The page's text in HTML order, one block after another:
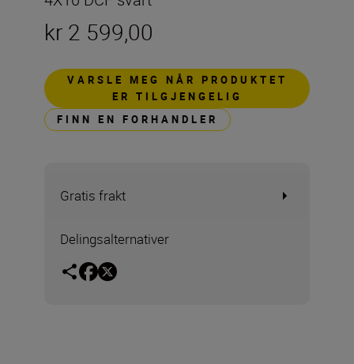
kr 2 599,00
VARSLE MEG NÅR PRODUKTET
ER TILGJENGELIG
FINN EN FORHANDLER
Gratis frakt
Delingsalternativer